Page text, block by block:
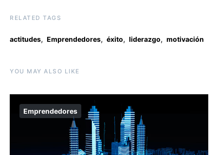
RELATED TAGS
actitudes, Emprendedores, éxito, liderazgo, motivación
YOU MAY ALSO LIKE
Emprendedores